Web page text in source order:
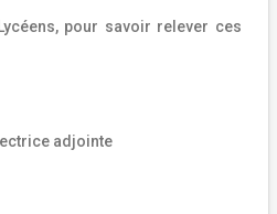
pour savoir relever ces
adjointe